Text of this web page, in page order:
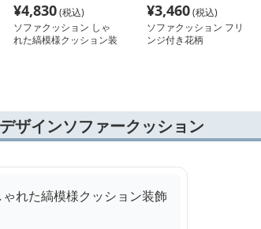
¥4,830(税込)
ソファクッション しゃ
れた縞模様クッション装
¥3,460(税込)
ソファクッション フリ
ンジ付き花柄
ザインソファークッション